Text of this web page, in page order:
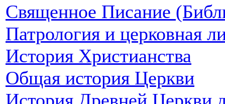
Священное Писание
Патрология и церковная
История Христианства
Общая история Церкви